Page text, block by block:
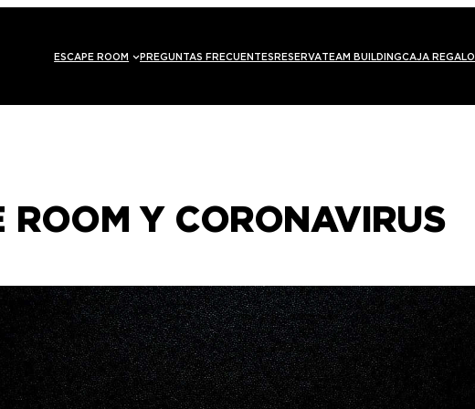
ESCAPE ROOM PREGUNTAS FRECUENTES RESERVATEAM BUILDINGCAJA REGALO
Y CORONAVIRUS